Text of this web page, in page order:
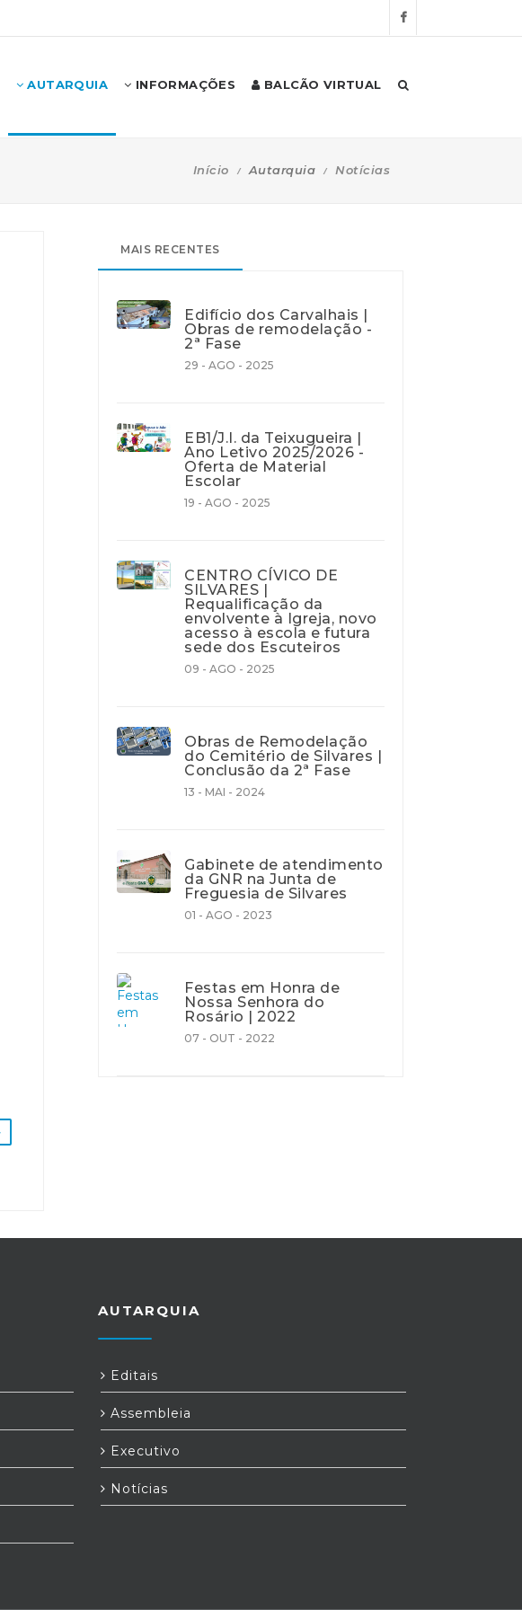
AUTARQUIA INFORMAÇÕES BALCÃO VIRTUAL
Início Autarquia Notícias
MAIS RECENTES
Edifício dos Carvalhais |
Obras de remodelação -
2ª Fase
29 - AGO - 2025
EB1/J.I. da Teixugueira |
Ano Letivo 2025/2026 -
Oferta de Material
Escolar
19 - AGO - 2025
CENTRO CÍVICO DE
SILVARES |
Requalificação da
envolvente à Igreja, novo
acesso à escola e futura
sede dos Escuteiros
09 - AGO - 2025
Obras de Remodelação
do Cemitério de Silvares |
Conclusão da 2ª Fase
13 - MAI - 2024
Gabinete de atendimento
da GNR na Junta de
Freguesia de Silvares
01 - AGO - 2023
Festas em Honra de
Nossa Senhora do
Rosário | 2022
07 - OUT - 2022
AUTARQUIA
Editais
Assembleia
Executivo
Notícias